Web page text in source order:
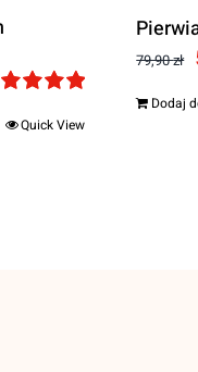
na 5
Quick View
79,90zł
Dodaj